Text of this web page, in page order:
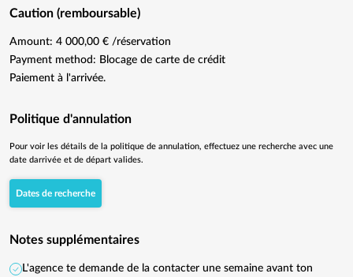
Caution (remboursable)
Amount: 4 000,00 € /réservation
Payment method: Blocage de carte de crédit
Paiement à l'arrivée.
Politique d'annulation
Pour voir les détails de la politique de annulation, effectuez une recherche avec une
date darrivée et de départ valides.
Dates de recherche
Notes supplémentaires
L'agence te demande de la contacter une semaine avant ton